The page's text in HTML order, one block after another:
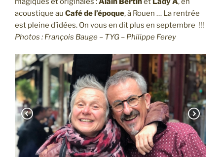
acoustique au Café de l’époque, à Rouen … La rentrée
est pleine d’idées. On vous en dit plus en septembre !!!
Photos : François Bauge – TYG – Philippe Ferey